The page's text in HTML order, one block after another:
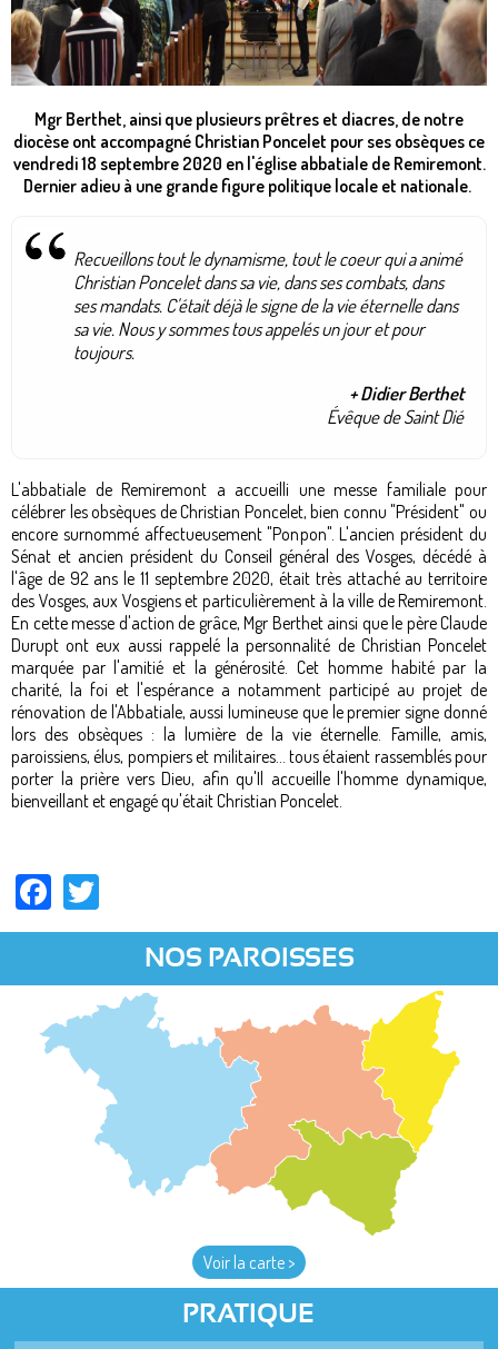
Mgr Berthet, ainsi que plusieurs prêtres et diacres, de notre
diocèse ont accompagné Christian Poncelet pour ses obsèques ce
vendredi 18 septembre 2020 en l'église abbatiale de Remiremont.
Dernier adieu à une grande figure politique locale et nationale.
Recueillons tout le dynamisme, tout le coeur qui a animé
Christian Poncelet dans sa vie, dans ses combats, dans
ses mandats. C'était déjà le signe de la vie éternelle dans
sa vie. Nous y sommes tous appelés un jour et pour
toujours.
+ Didier Berthet
Évêque de Saint Dié
L'abbatiale de Remiremont a accueilli une messe familiale pour
célébrer les obsèques de Christian Poncelet, bien connu "Président" ou
encore surnommé affectueusement "Ponpon". L'ancien président du
Sénat et ancien président du Conseil général des Vosges, décédé à
l'âge de 92 ans le 11 septembre 2020, était très attaché au territoire
des Vosges, aux Vosgiens et particulièrement à la ville de Remiremont.
En cette messe d'action de grâce, Mgr Berthet ainsi que le père Claude
Durupt ont eux aussi rappelé la personnalité de Christian Poncelet
marquée par l'amitié et la générosité. Cet homme habité par la
charité, la foi et l'espérance a notamment participé au projet de
rénovation de l'Abbatiale, aussi lumineuse que le premier signe donné
lors des obsèques : la lumière de la vie éternelle. Famille, amis,
paroissiens, élus, pompiers et militaires... tous étaient rassemblés pour
porter la prière vers Dieu, afin qu'Il accueille l'homme dynamique,
bienveillant et engagé qu'était Christian Poncelet.
Facebook
NOS PAROISSES
Voir la carte >
PRATIQUE